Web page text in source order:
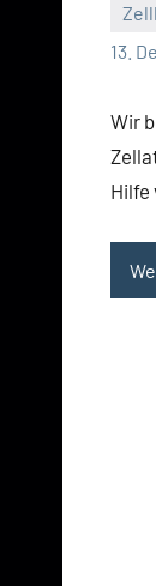
13.
Wir
Hilfe